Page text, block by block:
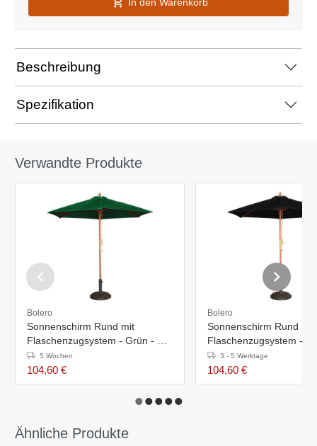
Beschreibung
Spezifikation
Verwandte Produkte
Bolero
Sonnenschirm Rund mit
Flaschenzugsystem - Grün - Ø
2,5 Meter
5 Wochen
104,60 €
Bolero
Sonnenschirm Rund mit
Flaschenzugsystem -
Ø 2,5 Meter
3 - 5 Werktage
104,60 €
Ähnliche Produkte